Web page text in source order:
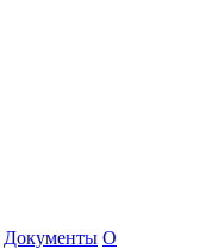
Документы О